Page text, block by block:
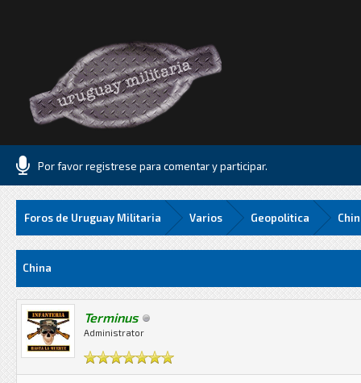
Por favor registrese para comentar y participar.
Foros de Uruguay Militaria Varios Geopolitica
MediaChina
Terminus
Administrator